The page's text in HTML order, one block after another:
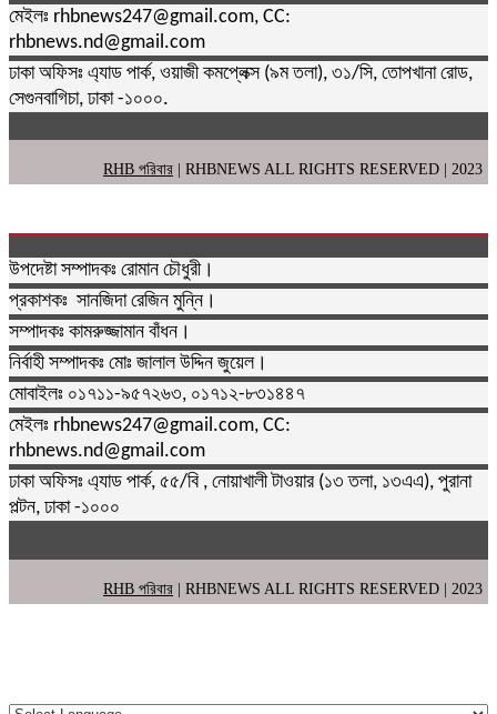
মেইলঃ rhbnews247@gmail.com, CC:
rhbnews.nd@gmail.com
ঢাকা অফিসঃ এ্যাড পার্ক, ওয়াজী কমপ্লেক্স (৯ম তলা), ৩১/সি, তোপখানা রোড,
সেগুনবাগিচা, ঢাকা -১০০০.
RHB পরিবার | RHBNEWS ALL RIGHTS RESERVED | 2023
উপদেষ্টা সম্পাদকঃ রোমান চৌধুরী।
প্রকাশকঃ সানজিদা রেজিন মুন্নি।
সম্পাদকঃ কামরুজ্জামান বাঁধন।
নির্বাহী সম্পাদকঃ মোঃ জালাল উদ্দিন জুয়েল।
মোবাইলঃ ০১৭১১-৯৫৭২৬৩, ০১৭১২-৮৩১৪৪৭
মেইলঃ rhbnews247@gmail.com, CC:
rhbnews.nd@gmail.com
ঢাকা অফিসঃ এ্যাড পার্ক, ৫৫/বি , নোয়াখালী টাওয়ার (১৩ তলা, ১৩এএ), পুরানা
পল্টন, ঢাকা -১০০০
RHB পরিবার | RHBNEWS ALL RIGHTS RESERVED | 2023